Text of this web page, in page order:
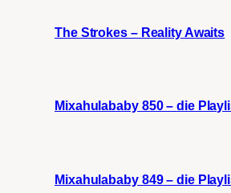
The Strokes – Reality Awaits
Mixahulababy 850 – die
Mixahulababy 849 – die